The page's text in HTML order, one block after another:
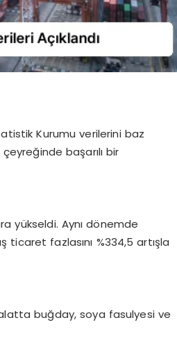
Kurumu verilerini baz
çeyreğinde başarılı bir
yükseldi. Aynı dönemde
fazlasını %334,5 artışla
buğday, soya fasulyesi ve